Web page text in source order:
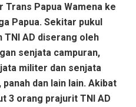
Papua Wamena ke
Papua. Sekitar pukul
TNI AD diserang oleh
senjata campuran,
militer dan senjata
dan lain lain. Akibat
3 orang prajurit TNI AD